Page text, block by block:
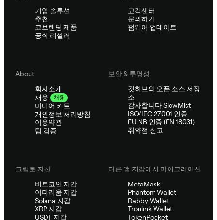
기업 솔루션
추천
코브랜딩 제품
공식 리셀러
고객센터
문의하기
펌웨어 업데이트
About
회사소개
채용
채용
미디어 키트
개인정보 처리방침
이용약관
팀 검증
보안 & 투명성
깃허브의 오픈 소스 저장
소
감사합니다 SlowMist
ISO/IEC 27001 인증
EU NB 인증 (EN 18031)
취약점 신고
크립토 자산
비트코인 지갑
이더리움 지갑
Solana 지갑
XRP 지갑
USDT 지갑
다른 앱 지갑에서 마이그레이션
MetaMask
Phantom Wallet
Rabby Wallet
Tronlink Wallet
TokenPocket